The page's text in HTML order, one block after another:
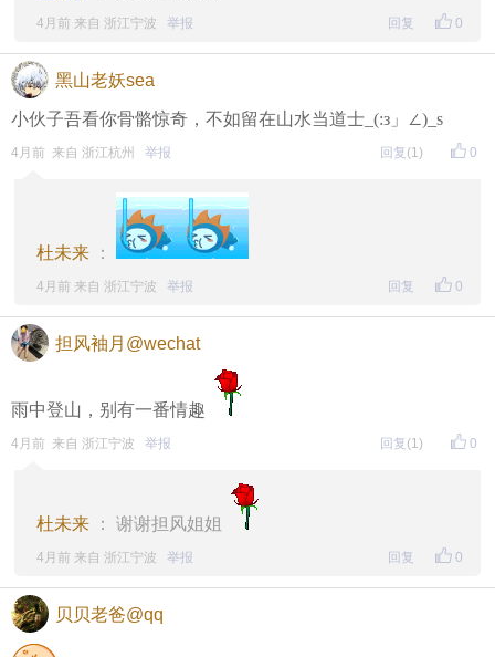
0
4月前 来自 浙江宁波 举报 回复
黑山老妖sea
小伙子吾看你骨骼惊奇，不如留在山水当道士_(:з」∠)_s
0
4月前 来自 浙江杭州 举报 回复 (1)
杜未来 ：
0
4月前 来自 浙江宁波 举报 回复
担风袖月@wechat
雨中登山，别有一番情趣
0
4月前 来自 浙江宁波 举报 回复 (1)
杜未来 ： 谢谢担风姐姐
0
4月前 来自 浙江宁波 举报 回复
贝贝老爸@qq